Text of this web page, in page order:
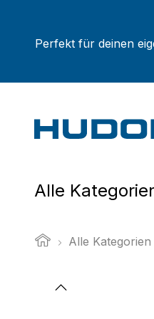
Perfekt für deinen
Alle
Alle Kategorien
Bildergalerie